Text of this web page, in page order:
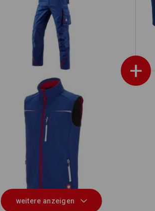
+
Latzhose e.s.motion 2020
Softshell Weste e.s.motion 2020
weitere anzeigen